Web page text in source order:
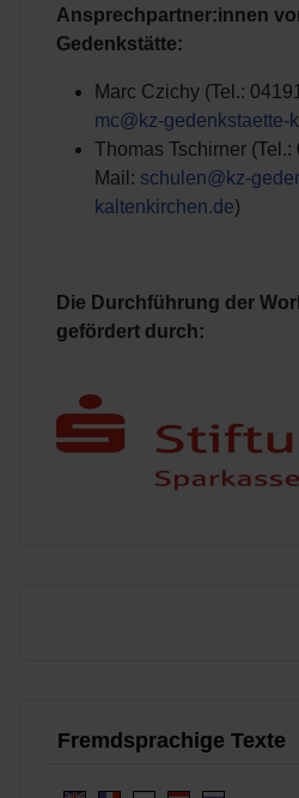
Fremdsprachige Texte
Ansprechpartner:innen
Gedenkstätte:
Marc Czichy (Tel.:
mc@kz-gedenkstaette-
Thomas Tschirner
Mail: schulen@kz-
kaltenkirchen.de)
Die Durchführung der
gefördert durch: